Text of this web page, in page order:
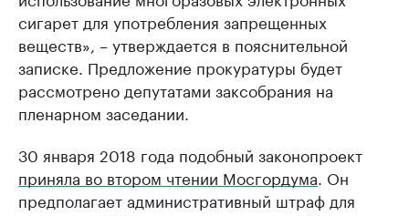
сигарет для употребления запрещенных
веществ», – утверждается в пояснительной
записке. Предложение прокуратуры будет
рассмотрено депутатами заксобрания на
пленарном заседании.
30 января 2018 года подобный законопроект
приняла во втором чтении Мосгордума . Он
предполагает административный штраф для